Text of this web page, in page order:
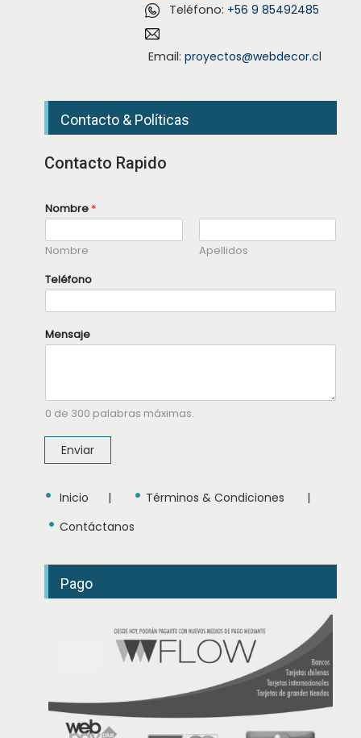
Teléfono: +56 9 85492485
Email: proyectos@webdecor.cl
Contacto & Políticas
Contacto Rapido
Nombre *
Nombre
Apellidos
o
b
e
N
r
e
e
s
j
Teléfono
Mensaje
0 de 300 palabras máximas.
Enviar
• Inicio | • Términos & Condiciones |
• Contáctanos
Pago